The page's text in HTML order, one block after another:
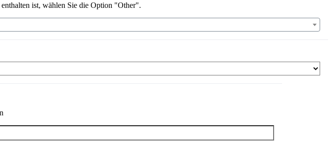
ist, wählen Sie die Option "Other".